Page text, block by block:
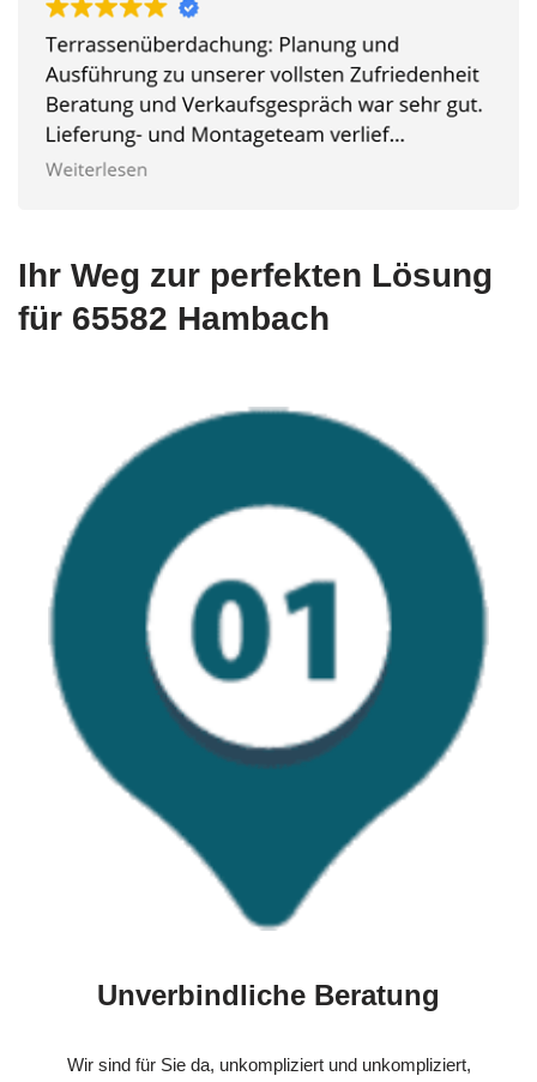
Ihr Weg zur perfekten Lösung
für 65582 Hambach
Unverbindliche Beratung
Wir sind für Sie da, unkompliziert und unkompliziert,